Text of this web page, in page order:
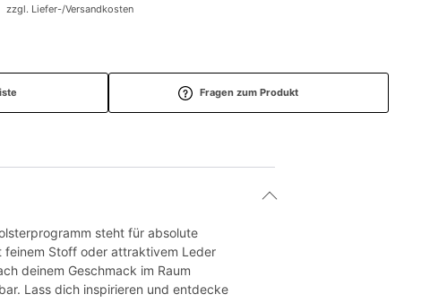
zzgl. Liefer-/Versandkosten
Fragen zum Produkt
steht für absolute
feinem Stoff oder attraktivem Leder
deinem Geschmack im Raum
Lass dich inspirieren und entdecke